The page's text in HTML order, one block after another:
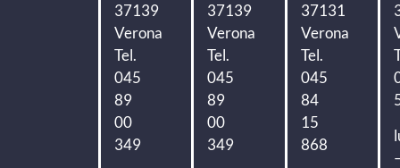
37139
Verona
Tel.
045
89
00
349
37139
Verona
Tel.
045
89
00
349
37131
Verona
Tel.
045
84
15
868